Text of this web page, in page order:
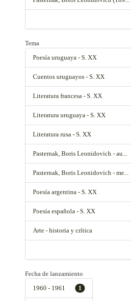
Tema
Poesía uruguaya - S. XX
Cuentos uruguayos - S. XX
Literatura francesa - S. XX
Literatura uruguaya - S. XX
Literatura rusa - S. XX
Pasternak, Boris Leonidovich - au...
Pasternak, Boris Leonidovich - me...
Poesía argentina - S. XX
Poesía española - S. XX
Arte - historia y crítica
Fecha de lanzamiento
1
1960 - 1961